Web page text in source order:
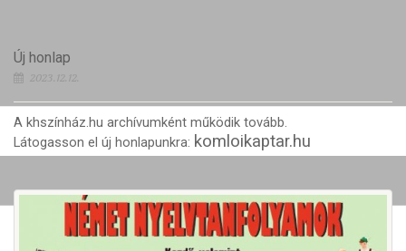
Új honlap
2023.12.12.
A khszínház.hu archívumként működik tovább.
Látogasson el új honlapunkra: komloikaptar.hu